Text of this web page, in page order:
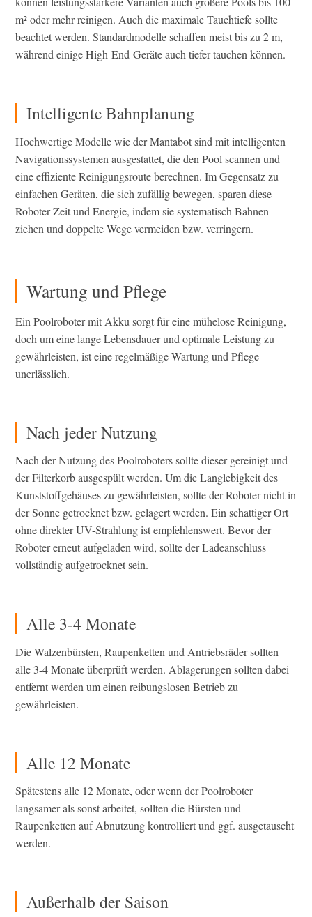
m² oder mehr reinigen. Auch die maximale Tauchtiefe sollte
beachtet werden. Standardmodelle schaffen meist bis zu 2 m,
während einige High-End-Geräte auch tiefer tauchen können.
Intelligente Bahnplanung
Hochwertige Modelle wie der Mantabot sind mit intelligenten
Navigationssystemen ausgestattet, die den Pool scannen und
eine effiziente Reinigungsroute berechnen. Im Gegensatz zu
einfachen Geräten, die sich zufällig bewegen, sparen diese
Roboter Zeit und Energie, indem sie systematisch Bahnen
ziehen und doppelte Wege vermeiden bzw. verringern.
Wartung und Pflege
Ein Poolroboter mit Akku sorgt für eine mühelose Reinigung,
doch um eine lange Lebensdauer und optimale Leistung zu
gewährleisten, ist eine regelmäßige Wartung und Pflege
unerlässlich.
Nach jeder Nutzung
Nach der Nutzung des Poolroboters sollte dieser gereinigt und
der Filterkorb ausgespült werden. Um die Langlebigkeit des
Kunststoffgehäuses zu gewährleisten, sollte der Roboter nicht in
der Sonne getrocknet bzw. gelagert werden. Ein schattiger Ort
ohne direkter UV-Strahlung ist empfehlenswert. Bevor der
Roboter erneut aufgeladen wird, sollte der Ladeanschluss
vollständig aufgetrocknet sein.
Alle 3-4 Monate
Die Walzenbürsten, Raupenketten und Antriebsräder sollten
alle 3-4 Monate überprüft werden. Ablagerungen sollten dabei
entfernt werden um einen reibungslosen Betrieb zu
gewährleisten.
Alle 12 Monate
Spätestens alle 12 Monate, oder wenn der Poolroboter
langsamer als sonst arbeitet, sollten die Bürsten und
Raupenketten auf Abnutzung kontrolliert und ggf. ausgetauscht
werden.
Außerhalb der Saison